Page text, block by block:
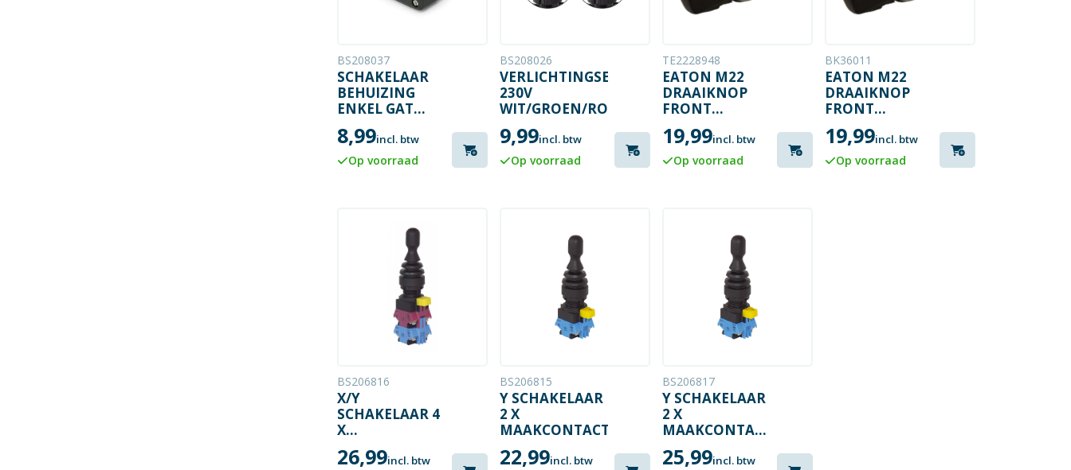
BS208037
SCHAKELAAR
BEHUIZING
ENKEL GAT
22MM
8,99incl. btw
Op voorraad
BS208026
VERLICHTINGSELEMENT
230V
WIT/GROEN/ROOD
9,99incl. btw
Op voorraad
TE2228948
EATON M22
DRAAIKNOP
FRONT
ELEMENT VAST
ZWART
19,99incl. btw
Op voorraad
BK36011
EATON M22
DRAAIKNOP
FRONT
ELEMENT
MOMENT
ZWART
19,99incl. btw
Op voorraad
BS206816
X/Y
SCHAKELAAR 4
X
MAAKCONTACT
26,99incl. btw
BS206815
Y SCHAKELAAR
2 X
MAAKCONTACT
22,99incl. btw
BS206817
Y SCHAKELAAR
2 X
MAAKCONTACT
VAST
25,99incl. btw